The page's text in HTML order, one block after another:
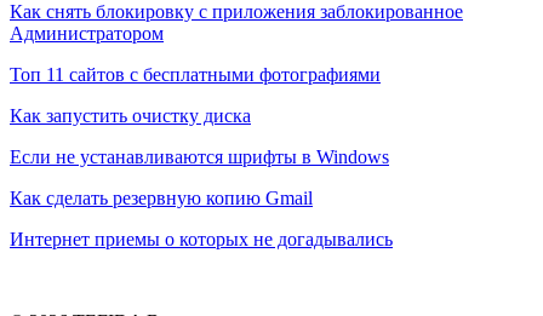
Как снять блокировку с приложения заблокированное
Администратором
Топ 11 сайтов с бесплатными фотографиями
Как запустить очистку диска
Если не устанавливаются шрифты в Windows
Как сделать резервную копию Gmail
Интернет приемы о которых не догадывались